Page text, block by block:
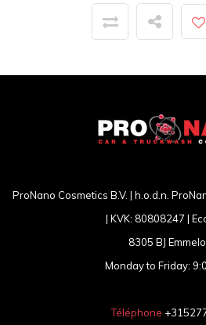
ProNano Cosmetics B.V. | h.o.d.n.
| KVK: 80808247 |
8305 BJ
Monday to Friday:
Téléphone